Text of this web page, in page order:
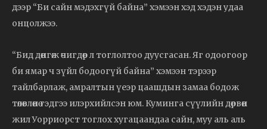
дээр “Би сайн мэдэхгүй байна” хэмээн хэд хэдэн удаа
онцолжээ.
“Бид дөнгөж өчигдөр л тоглолтоо дуусгасан. Яг одоогоор
би ямар ч зүйл бодоогүй байна” хэмээн тэрээр
тайлбарлаж, амралтын үеэр цаашдын замаа бодож
төлөвлөнө гэдгээ илэрхийлсэн юм. Куминга сүүлийн дөрвөн
жил Уорриорст тоглох хугацаандаа сайн, муу аль аль